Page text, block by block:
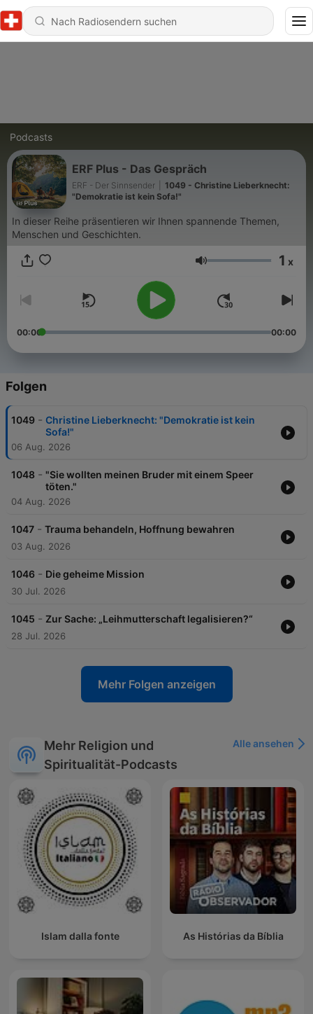
Podcasts
ERF Plus - Das Gespräch
ERF - Der Sinnsender
1049 - Christine Lieberknecht:
"Demokratie ist kein Sofa!"
In dieser Reihe präsentieren wir Ihnen spannende Themen,
Menschen und Geschichten.
Lautstärke 1 x
00:00 00:00
Folgen
1049 - Christine Lieberknecht: "Demokratie ist kein
Sofa!"
06 Aug. 2026
1048 - "Sie wollten meinen Bruder mit einem Speer
töten."
04 Aug. 2026
1047 - Trauma behandeln, Hoffnung bewahren
03 Aug. 2026
1046 - Die geheime Mission
30 Jul. 2026
1045 - Zur Sache: „Leihmutterschaft legalisieren?“
28 Jul. 2026
Mehr Folgen anzeigen
Mehr Religion und
Spiritualität-Podcasts
Alle ansehen
Islam dalla fonte As Histórias da Bíblia